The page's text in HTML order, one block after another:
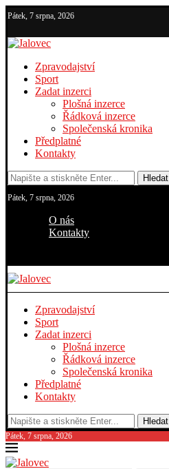
Pátek, 7 srpna, 2026
Zpravodajství
Sport
Zadat inzerci
Plošná inzerce
Řádková inzerce
Společenská kronika
Předplatné
Kontakty
Hledat
Pátek, 7 srpna, 2026
O nás
Kontakty
Zpravodajství
Sport
Zadat inzerci
Plošná inzerce
Řádková inzerce
Společenská kronika
Předplatné
Kontakty
Hledat
Pátek, 7 srpna, 2026